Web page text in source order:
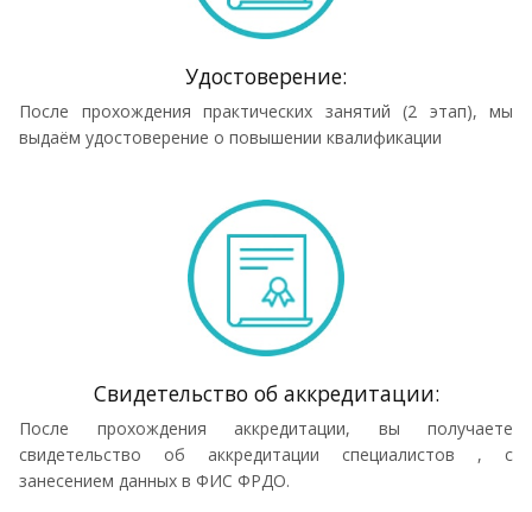
Удостоверение:
После прохождения практических занятий (2 этап), мы
выдаём удостоверение о повышении квалификации
Cвидетельство об аккредитации:
После прохождения аккредитации, вы получаете
свидетельство об аккредитации специалистов , с
занесением данных в ФИС ФРДО.